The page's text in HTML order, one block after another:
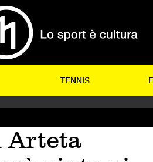
TENNIS
Arteta